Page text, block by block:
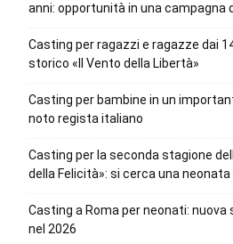
anni: opportunità in una campagna
Casting per ragazzi e ragazze dai
storico «Il Vento della Libertà»
Casting per bambine in un
noto regista italiano
Casting per la seconda stagione
della Felicità»: si cerca una
Casting a Roma per neonati:
nel 2026